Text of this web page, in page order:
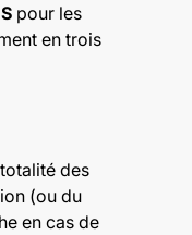
pour les
en trois
des
(ou du
en cas de